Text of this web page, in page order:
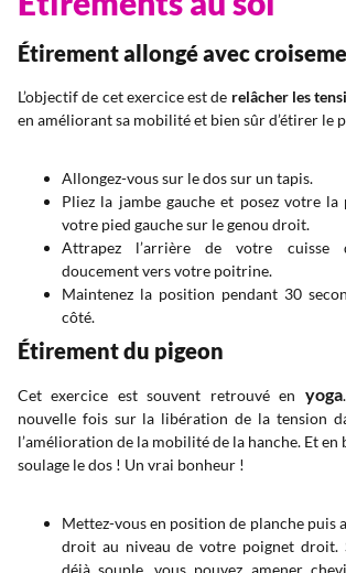
Étirement allongé avec
L’objectif de cet exercice est de relâcher les
en améliorant sa mobilité et bien sûr d’étirer le
Allongez-vous sur le dos sur un tapis.
Pliez la jambe gauche et posez votre
votre pied gauche sur le genou droit.
Attrapez l’arrière de votre
doucement vers votre poitrine.
Maintenez la position pendant 30
côté.
Étirement du pigeon
Cet exercice est souvent retrouvé en yoga
nouvelle fois sur la libération de la tension
l’amélioration de la mobilité de la hanche. Et en
soulage le dos ! Un vrai bonheur !
Mettez-vous en position de planche puis
droit au niveau de votre poignet droit.
déjà souple, vous pouvez amener